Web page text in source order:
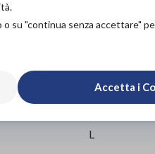
è raccomandato per
ortopedico
80-110
L
su "continua senza accettare"
Accetta i